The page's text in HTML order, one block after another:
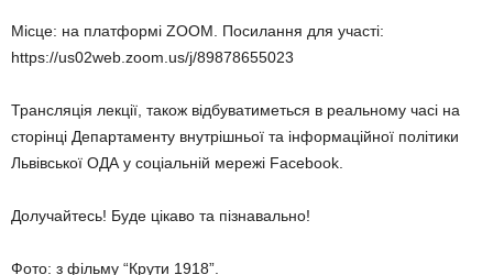
Місце: на платформі ZOOM. Посилання для участі:
https://us02web.zoom.us/j/89878655023
Трансляція лекції, також відбуватиметься в реальному часі на
сторінці Департаменту внутрішньої та інформаційної політики
Львівської ОДА у соціальній мережі Facebook.
Долучайтесь! Буде цікаво та пізнавально!
Фото: з фільму “Крути 1918”.